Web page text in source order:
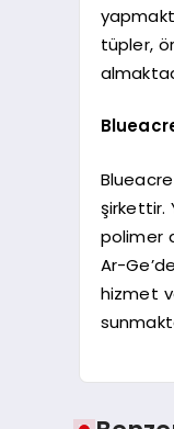
tüpler,
şirkettir.
polimer
Ar-
hizmet